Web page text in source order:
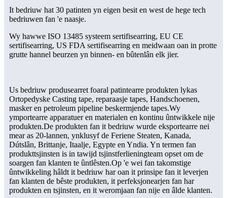
It bedriuw hat 30 patinten yn eigen besit en west de hege tech
bedriuwen fan 'e naasje.
Wy hawwe ISO 13485 systeem sertifisearring, EU CE
sertifisearring, US FDA sertifisearring en meidwaan oan in protte
grutte hannel beurzen yn binnen- en bûtenlân elk jier.
Us bedriuw produsearret foaral patintearre produkten lykas
Ortopedyske Casting tape, reparaasje tapes, Handschoenen,
masker en petroleum pipeline beskermjende tapes.Wy
ymportearre apparatuer en materialen en kontinu ûntwikkele nije
produkten.De produkten fan it bedriuw wurde eksportearre nei
mear as 20-lannen, ynklusyf de Feriene Steaten, Kanada,
Dútslân, Brittanje, Itaalje, Egypte en Yndia. Yn termen fan
produkttsjinsten is in tawijd tsjinstferlieningteam opset om de
soargen fan klanten te ûntlêsten.Op 'e wei fan takomstige
ûntwikkeling hâldt it bedriuw har oan it prinsipe fan it leverjen
fan klanten de bêste produkten, it perfeksjonearjen fan har
produkten en tsjinsten, en it weromjaan fan nije en âlde klanten.